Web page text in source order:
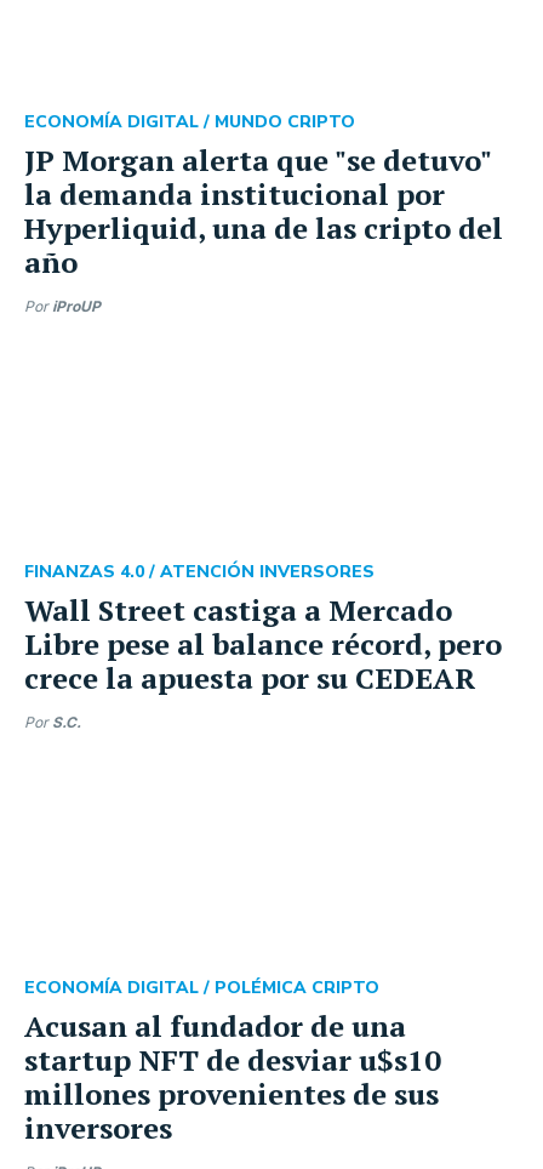
JP Morgan alerta que "se detuvo"
la demanda institucional por
Hyperliquid, una de las cripto del
año
ECONOMÍA DIGITAL / MUNDO CRIPTO
Por iProUP
Wall Street castiga a Mercado
Libre pese al balance récord, pero
crece la apuesta por su CEDEAR
FINANZAS 4.0 / ATENCIÓN INVERSORES
Por S.C.
Acusan al fundador de una
startup NFT de desviar u$s10
millones provenientes de sus
inversores
ECONOMÍA DIGITAL / POLÉMICA CRIPTO